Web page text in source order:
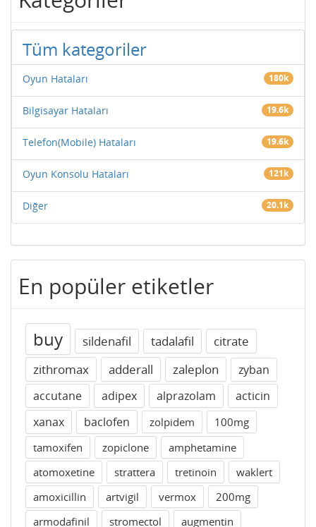
Tüm kategoriler
Oyun Hataları 180k
Bilgisayar Hataları 19.6k
Telefon(Mobile) Hataları 19.6k
Oyun Konsolu Hataları 121k
Diğer 20.1k
En popüler etiketler
buy sildenafil tadalafil
citrate
zithromax
adderall zaleplon
zyban
accutane
adipex alprazolam
acticin
xanax
baclofen zolpidem
100mg
tamoxifen
zopiclone
amphetamine
atomoxetine
strattera tretinoin
waklert
amoxicillin
artvigil vermox
200mg
armodafinil
stromectol
augmentin